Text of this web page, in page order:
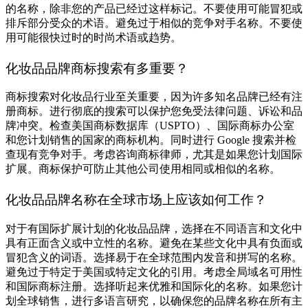
的名称，除非您的产品已经过这样标记。不要使用可能冒犯或
排斥部分受众的术语。避免过于相似的竞争对手名称。不要使
用可能很快过时的时尚术语或趋势。
化妆品品牌商标搜索有多重要？
商标搜索对化妆品行业至关重要，因为许多知名品牌已经有注
册商标。进行彻底的搜索可以保护您免受法律问题、诉讼和品
牌冲突。检查美国商标数据库（USPTO）、国际商标办公室
和您计划销售的国家的商标机构。同时进行 Google 搜索并检
查现有竞争对手。考虑咨询商标律师，尤其是如果您计划国际
扩展。商标保护可防止其他公司使用相同或相似的名称。
化妆品品牌名称在全球市场上应该如何工作？
对于有国际扩展计划的化妆品品牌，选择在不同语言和文化中
具有正面含义或中立性的名称。避免在某些文化中具有负面或
冒犯含义的词语。选择易于在全球范围内发音和拼写的名称。
避免过于特定于美国或特定文化的引用。考虑全局域名可用性
和国际商标注册。选择听起来优雅和国际化的名称。如果您计
划全球销售，进行多语言研究，以确保您的品牌名称在所有主